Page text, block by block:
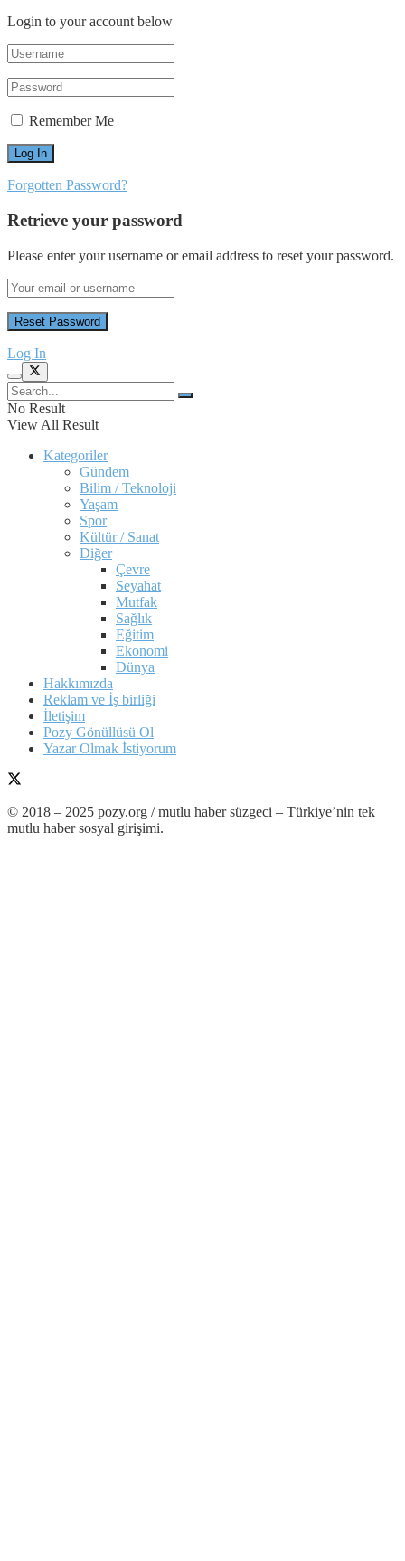
Login to your account below
Remember Me
Forgotten Password?
Retrieve your password
Please enter your username or email address to reset your password.
Log In
No Result
View All Result
Kategoriler
Gündem
Bilim / Teknoloji
Yaşam
Spor
Kültür / Sanat
Diğer
Çevre
Seyahat
Mutfak
Sağlık
Eğitim
Ekonomi
Dünya
Hakkımızda
Reklam ve İş birliği
İletişim
Pozy Gönüllüsü Ol
Yazar Olmak İstiyorum
© 2018 – 2025 pozy.org / mutlu haber süzgeci – Türkiye’nin tek
mutlu haber sosyal girişimi.